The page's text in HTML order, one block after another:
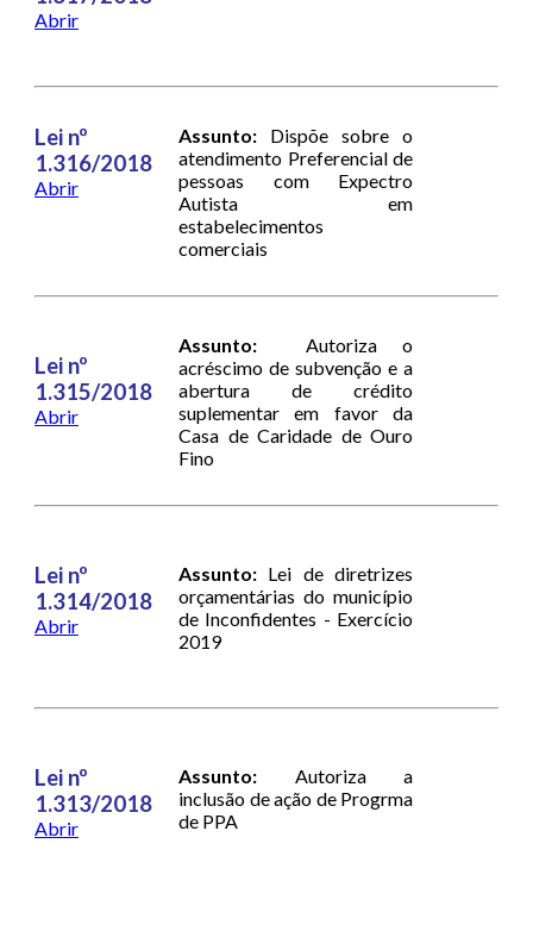
Abrir
Lei nº
1.316/2018
Abrir
Assunto: Dispõe sobre o
atendimento Preferencial de
pessoas com Expectro
Autista em
estabelecimentos
comerciais
Lei nº
1.315/2018
Abrir
Assunto:Autoriza o
acréscimo de subvenção e a
abertura de crédito
suplementar em favor da
Casa de Caridade de Ouro
Fino
Lei nº
1.314/2018
Abrir
Assunto: Lei de diretrizes
orçamentárias do município
de Inconfidentes - Exercício
2019
Lei nº
1.313/2018
Abrir
Assunto: Autoriza a
inclusão de ação de Progrma
de PPA